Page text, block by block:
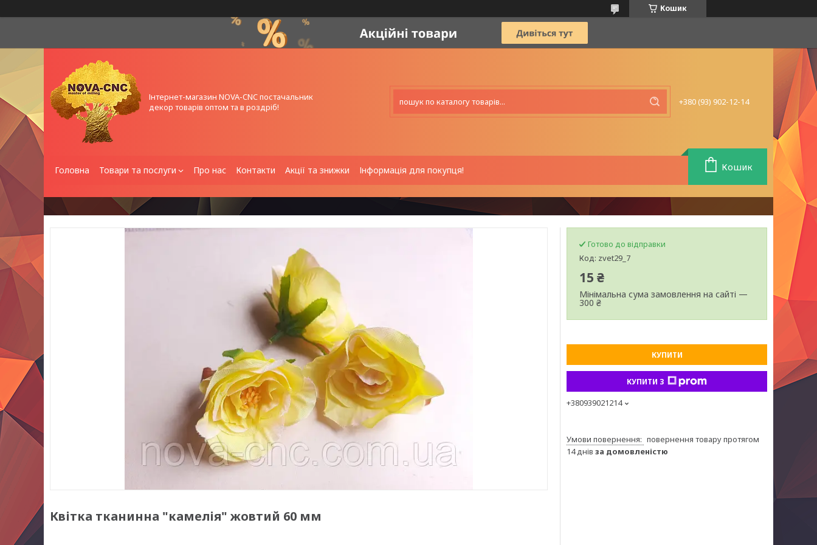
Кошик
Інтернет-магазин NOVA-CNC постачальник
декор товарів оптом та в роздріб!
+380 (93) 902-12-14
Головна Товари та послуги Про нас Контакти Акції та знижки Інформація для покупця! Кошик
Квітка тканинна "камелія" жовтий 60 мм
Готово до відправки
Код: zvet29_7
15 ₴
Мінімальна сума замовлення на сайті —
300 ₴
КУПИТИ
КУПИТИ З
+380939021214
повернення товару протягом
14 днів за домовленістю